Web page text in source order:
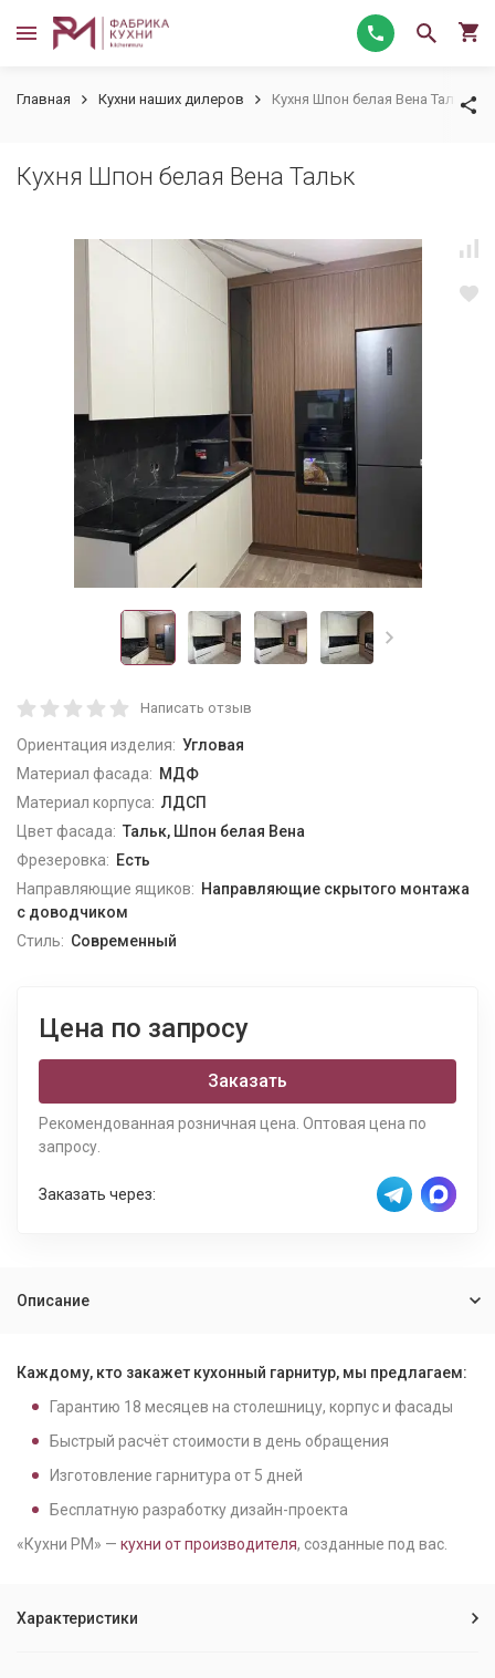
Главная Кухни наших дилеров Кухня Шпон белая Вена Тальк
Кухня Шпон белая Вена Тальк
Написать отзыв
Ориентация изделия: Угловая
Материал фасада: МДФ
Материал корпуса: ЛДСП
Цвет фасада: Тальк, Шпон белая Вена
Фрезеровка: Есть
Направляющие ящиков: Направляющие скрытого монтажа
с доводчиком
Стиль: Современный
Цена по запросу
Заказать
Рекомендованная розничная цена. Оптовая цена по
запросу.
Заказать через:
Описание
Каждому, кто закажет кухонный гарнитур, мы предлагаем:
Гарантию 18 месяцев на столешницу, корпус и фасады
Быстрый расчёт стоимости в день обращения
Изготовление гарнитура от 5 дней
Бесплатную разработку дизайн-проекта
«Кухни РМ» — кухни от производителя, созданные под вас.
Характеристики